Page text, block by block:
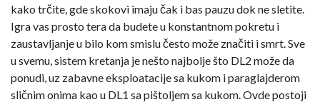
kako trčite, gde skokovi imaju čak i bas pauzu dok ne sletite.
Igra vas prosto tera da budete u konstantnom pokretu i
zaustavljanje u bilo kom smislu često može značiti i smrt. Sve
u svemu, sistem kretanja je nešto najbolje što DL2 može da
ponudi, uz zabavne eksploatacije sa kukom i paraglajderom
sličnim onima kao u DL1 sa pištoljem sa kukom. Ovde postoji